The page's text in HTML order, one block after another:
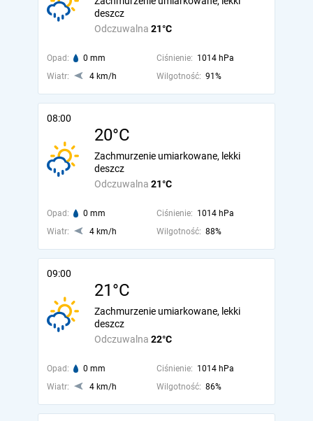
Odczuwalna 21°C
deszcz
Opad: 0 mm Ciśnienie: 1014 hPa
Wiatr:
4 km/h Wilgotność: 91%
08:00
20°C
Odczuwalna 21°C
Zachmurzenie umiarkowane, lekki
deszcz
Opad: 0 mm Ciśnienie: 1014 hPa
Wiatr:
4 km/h Wilgotność: 88%
09:00
21°C
Odczuwalna 22°C
Zachmurzenie umiarkowane, lekki
deszcz
Opad: 0 mm Ciśnienie: 1014 hPa
Wiatr:
4 km/h Wilgotność: 86%